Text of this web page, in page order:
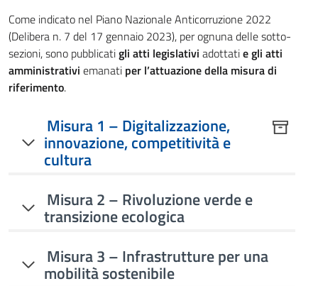
Come indicato nel Piano Nazionale Anticorruzione 2022
(Delibera n. 7 del 17 gennaio 2023), per ognuna delle sotto-
sezioni, sono pubblicatigli atti legislativi adottatiegli atti
amministrativi emanati per l’attuazione della misura di
riferimento.
Misura 1 – Digitalizzazione,
innovazione, competitività e
cultura
Misura 2 – Rivoluzione verde e
transizione ecologica
Misura 3 – Infrastrutture per una
mobilità sostenibile